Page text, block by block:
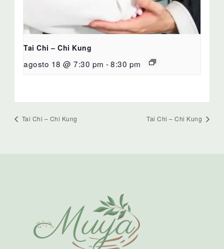
Tai Chi – Chi Kung
agosto 18 @ 7:30 pm -8:30 pm
Tai Chi – Chi Kung Tai Chi – Chi Kung